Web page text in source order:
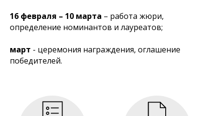
16 февраля – 10 марта – работа жюри,
определение номинантов и лауреатов;
март - церемония награждения, оглашение
победителей.